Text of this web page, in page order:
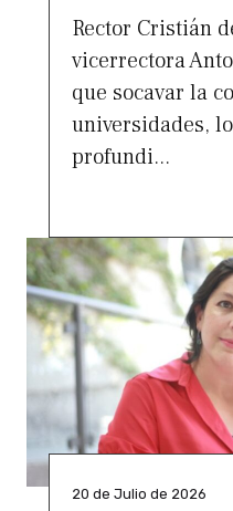
Rector Cristián
vicerrectora
que socavar la
universidades,
profundi...
20 de Julio de 2026